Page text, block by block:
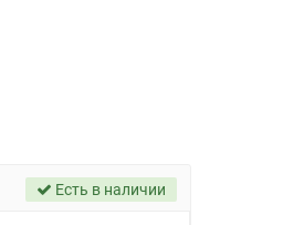
Есть в наличии